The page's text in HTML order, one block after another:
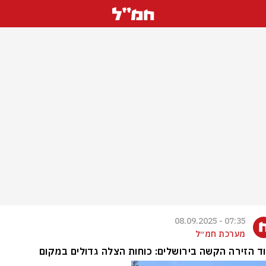
07:35 - 08.09.2025
מערכת חמ״ל
הזירה הקשה בירושלים: כוחות הצלה גדולים במקום